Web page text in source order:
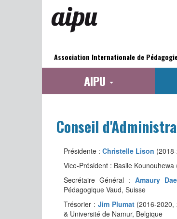
Association Internationale de
principale
AIPU
Conseil
Présidente : Christelle Lison
Vice-Président : Basile
Secrétaire Général : Amaury
Pédagogique Vaud, Suisse
Trésorier : Jim Plumat(2016-2020,
& Université de Namur, Belgique